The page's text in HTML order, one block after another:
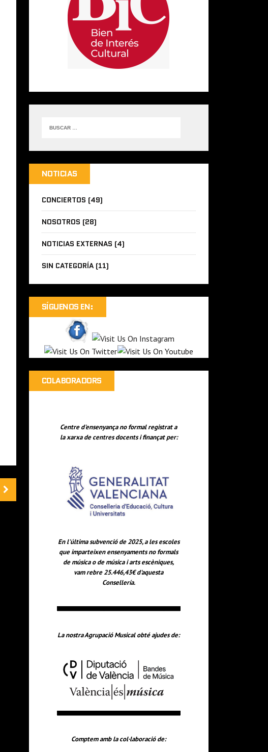
NOTICIAS
CONCIERTOS (49)
NOSOTROS (28)
NOTICIAS EXTERNAS (4)
SIN CATEGORÍA(11)
SÍGUENOS EN:
COLABORADORS
Centre d'ensenyança no formal registrat a
la xarxa de centres docents i finançat per:
En l'última subvenció de 2025, a les escoles
que imparteixen ensenyaments no formals
de música o de música i arts escèniques,
vam rebre 25.446,43€ d'aquesta
Consellería.
La nostra Agrupació Musical obté ajudes de:
Comptem amb la col·laboració de: